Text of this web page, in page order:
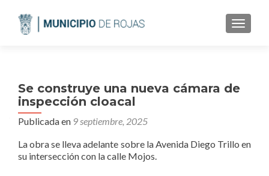
Se construye una nueva cámara de
inspección cloacal
Publicada en 9 septiembre, 2025
La obra se lleva adelante sobre la Avenida Diego Trillo en
su intersección con la calle Mojos.